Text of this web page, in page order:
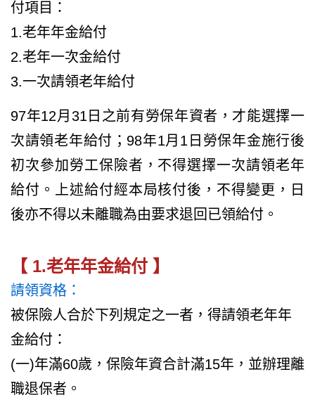
付項目：
1.老年年金給付
2.老年一次金給付
3.一次請領老年給付
97年12月31日之前有勞保年資者，才能選擇一
次請領老年給付；98年1月1日勞保年金施行後
初次參加勞工保險者，不得選擇一次請領老年
給付。上述給付經本局核付後，不得變更，日
後亦不得以未離職為由要求退回已領給付。
【 1.老年年金給付 】
請領資格：
被保險人合於下列規定之一者，得請領老年年
金給付：
(一)年滿60歲，保險年資合計滿15年，並辦理離
職退保者。